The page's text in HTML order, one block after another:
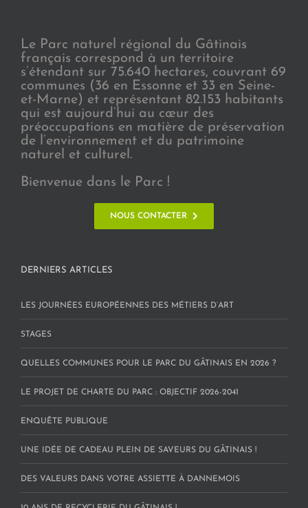
Le Parc naturel régional du Gâtinais
français correspond à un territoire
s’étendant sur 75.640 hectares, couvrant 69
communes (36 en Essonne et 33 en Seine-
et-Marne) et représentant 82.153 habitants
qui est aujourd’hui au cœur des
préoccupations en matière de préservation
de l’environnement et du patrimoine
naturel et culturel.
Bienvenue dans le Parc !
NOUS CONTACTER
DERNIERS ARTICLES
LES JOURNÉES EUROPÉENNES DES MÉTIERS D’ART
STAGES
QUELLES COMMUNES POUR LE PARC DU GÂTINAIS EN 2026 ?
LE PROJET DE CHARTE DU PARC : OBJECTIF 2026-2041
ENQUÊTE PUBLIQUE
UNE IDÉE DE CADEAU PLEIN DE SAVEURS DU GÂTINAIS !
DES VALEURS DANS VOTRE ASSIETTE À DANNEMOIS